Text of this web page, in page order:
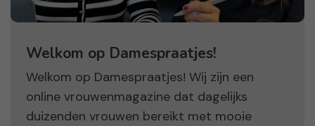
Welkom op Damespraatjes!
Welkom op Damespraatjes! Wij zijn een
online vrouwenmagazine dat dagelijks
duizenden vrouwen bereikt met mooie